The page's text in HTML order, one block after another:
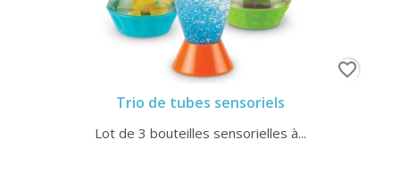
Trio de tubes sensoriels
Lot de 3 bouteilles sensorielles à...
favorite_border